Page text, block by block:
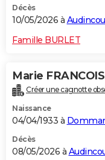
Décès
10/05/2026 à
Famille BURLET
Marie FRANCOIS
Créer une cagnotte
Naissance
04/04/1933 à
Décès
08/05/2026 à